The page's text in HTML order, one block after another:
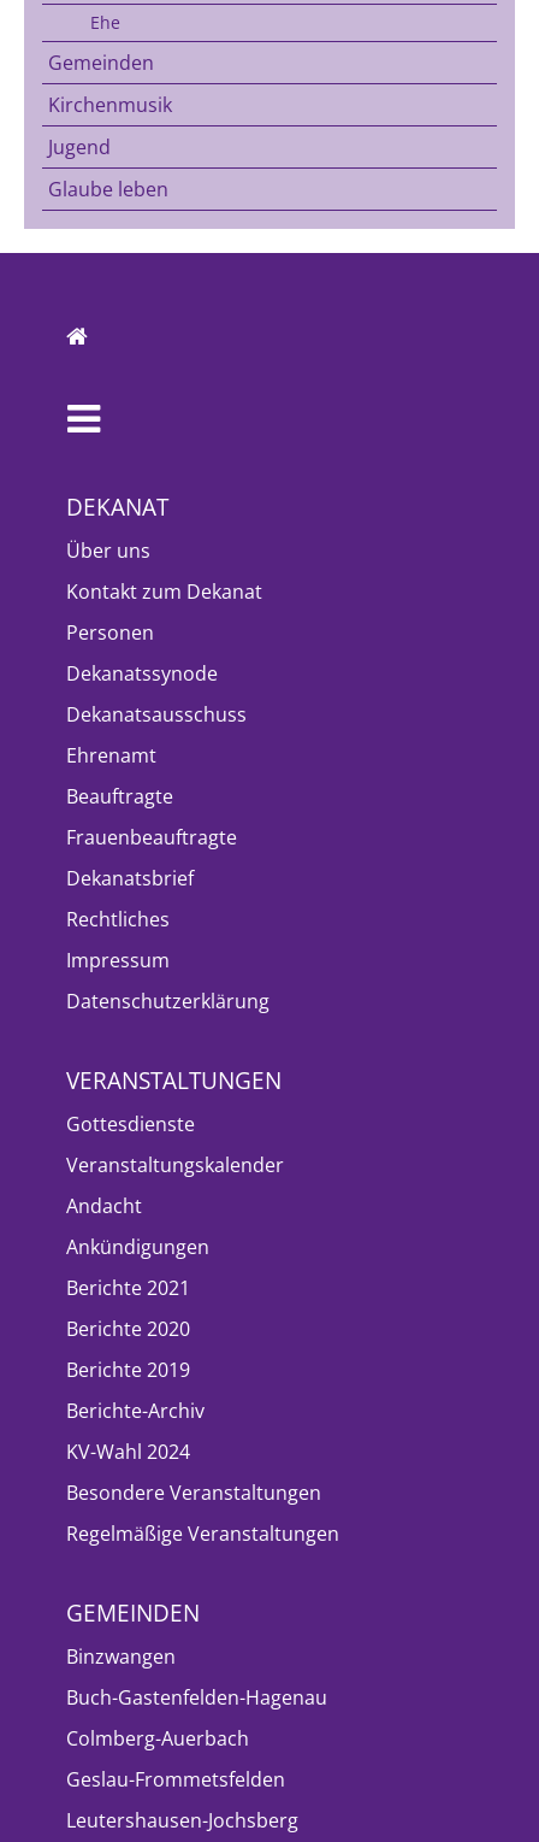
Ehe
Gemeinden
Kirchenmusik
Jugend
Glaube leben
DEKANAT
Über uns
Kontakt zum Dekanat
Personen
Dekanatssynode
Dekanatsausschuss
Ehrenamt
Beauftragte
Frauenbeauftragte
Dekanatsbrief
Rechtliches
Impressum
Datenschutzerklärung
VERANSTALTUNGEN
Gottesdienste
Veranstaltungskalender
Andacht
Ankündigungen
Berichte 2021
Berichte 2020
Berichte 2019
Berichte-Archiv
KV-Wahl 2024
Besondere Veranstaltungen
Regelmäßige Veranstaltungen
GEMEINDEN
Binzwangen
Buch-Gastenfelden-Hagenau
Colmberg-Auerbach
Geslau-Frommetsfelden
Leutershausen-Jochsberg